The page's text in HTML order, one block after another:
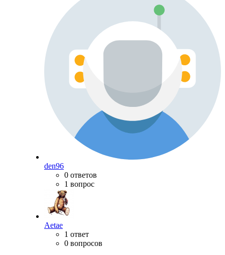
den96
0 ответов
1 вопрос
Aetae
1 ответ
0 вопросов